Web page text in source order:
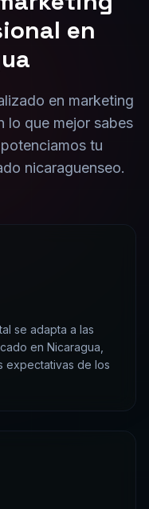
en
en marketing
lo que mejor sabes
tu
nicaraguenseo.
se adapta a las
en Nicaragua,
expectativas de los